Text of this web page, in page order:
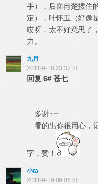
手），后面冉楚搂住
定），叶怀玉（好像
哎呀，太不好意思了
力。
九月
2011-9-18 23:37:20
回复 6# 苍七
多谢~~
看的出你很用心，
字，赞！
小ta
2011-9-19 09:06:50